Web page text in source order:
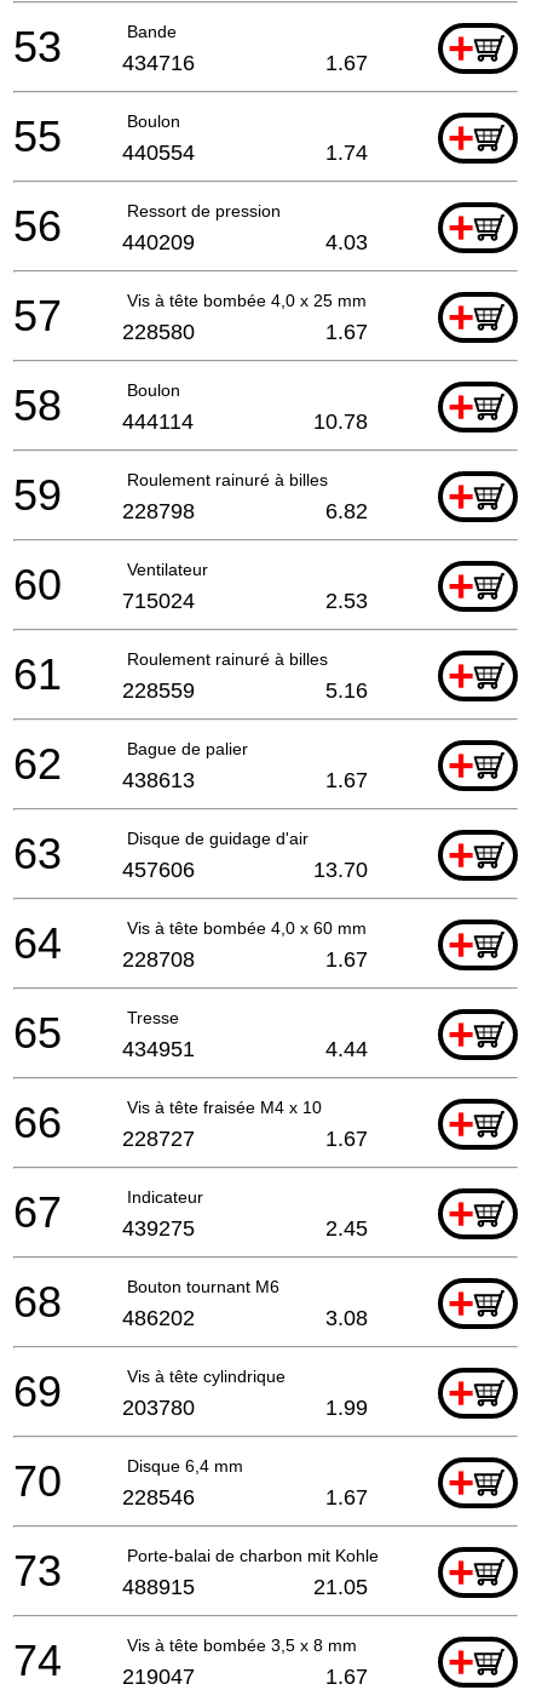
Bande +
53 434716 1.67
Boulon +
55 440554 1.74
Ressort de pression +
56 440209 4.03
Vis à tête bombée 4,0 x 25 mm +
57 228580 1.67
Boulon +
58 444114 10.78
Roulement rainuré à billes +
59 228798 6.82
Ventilateur +
60 715024 2.53
Roulement rainuré à billes +
61 228559 5.16
Bague de palier +
62 438613 1.67
Disque de guidage d'air +
63 457606 13.70
Vis à tête bombée 4,0 x 60 mm +
64 228708 1.67
Tresse +
65 434951 4.44
Vis à tête fraisée M4 x 10 +
66 228727 1.67
Indicateur +
67 439275 2.45
Bouton tournant M6 +
68 486202 3.08
Vis à tête cylindrique +
69 203780 1.99
Disque 6,4 mm +
70 228546 1.67
Porte-balai de charbon mit Kohle (paar) 230v
+
73 488915 21.05
Vis à tête bombée 3,5 x 8 mm +
74 219047 1.67